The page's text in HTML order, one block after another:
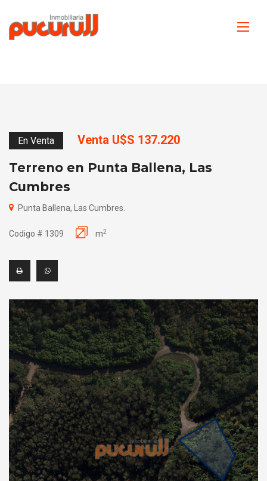
En Venta Venta U$S 137.220
Terreno en Punta Ballena, Las
Cumbres
Punta Ballena, Las Cumbres.
Codigo # 1309 m2